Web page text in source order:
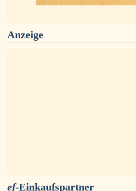
Anzeige
ef-Einkaufspartner